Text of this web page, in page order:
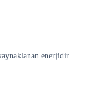
enerjidir.